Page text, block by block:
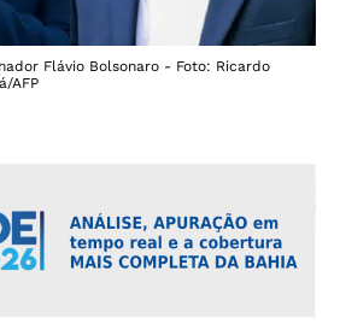
Flávio Bolsonaro - Foto: Ricardo
AFP